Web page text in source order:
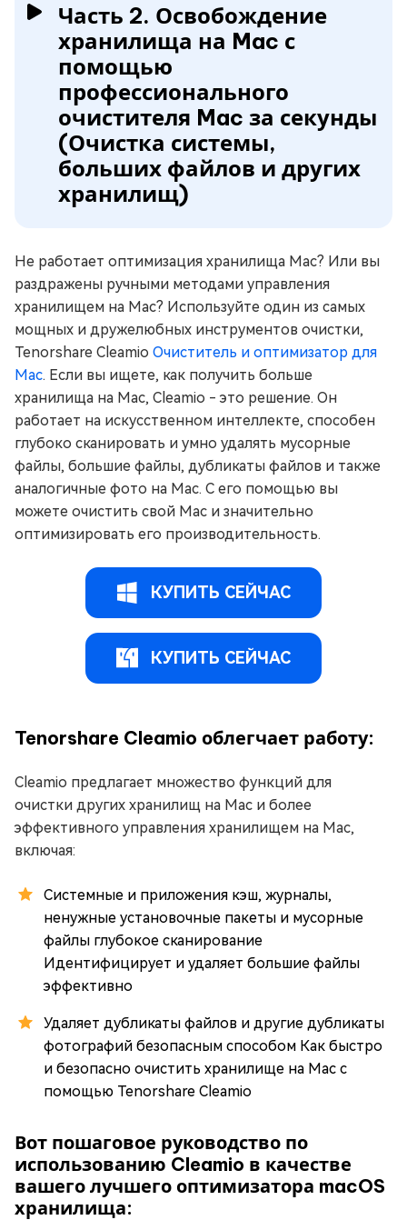
Часть 2. Освобождение
хранилища на Mac с
помощью
профессионального
очистителя Mac за секунды
(Очистка системы,
больших файлов и других
хранилищ)
Не работает оптимизация хранилища Mac? Или вы
раздражены ручными методами управления
хранилищем на Mac? Используйте один из самых
мощных и дружелюбных инструментов очистки,
Tenorshare Cleamio Очиститель и оптимизатор для
Mac. Если вы ищете, как получить больше
хранилища на Mac, Cleamio - это решение. Он
работает на искусственном интеллекте, способен
глубоко сканировать и умно удалять мусорные
файлы, большие файлы, дубликаты файлов и также
аналогичные фото на Mac. С его помощью вы
можете очистить свой Mac и значительно
оптимизировать его производительность.
КУПИТЬ СЕЙЧАС
КУПИТЬ СЕЙЧАС
Tenorshare Cleamio облегчает работу:
Cleamio предлагает множество функций для
очистки других хранилищ на Mac и более
эффективного управления хранилищем на Mac,
включая:
Системные и приложения кэш, журналы,
ненужные установочные пакеты и мусорные
файлы глубокое сканирование
Идентифицирует и удаляет большие файлы
эффективно
Удаляет дубликаты файлов и другие дубликаты
фотографий безопасным способом Как быстро
и безопасно очистить хранилище на Mac с
помощью Tenorshare Cleamio
Вот пошаговое руководство по
использованию Cleamio в качестве
вашего лучшего оптимизатора macOS
хранилища: